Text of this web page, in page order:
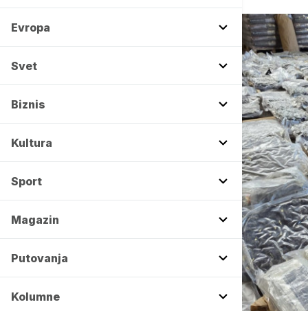
Evropa
Svet
Biznis
Kultura
Sport
Magazin
Putovanja
Kolumne